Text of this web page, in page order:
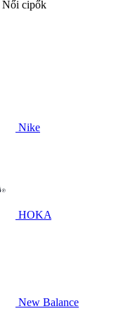
Női cipők
Nike
HOKA
New Balance